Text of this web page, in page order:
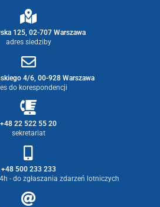
125, 02-707 Warszawa
adres siedziby
4/6, 00-928 Warszawa
do korespondencji
+48 22 522 55 20
sekretariat
+48 500 233 233
- do zgłaszania zdarzeń lotniczych